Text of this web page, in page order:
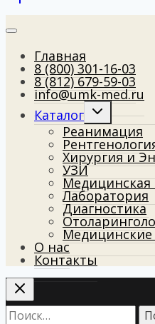
Главная
8 (800) 301-16-03
8 (812) 679-59-03
info@umk-med.ru
Каталог
Развернуть
Реанимация
Хирургия и
УЗИ
Медицинская
Лаборатория
Диагностика
О нас
Контакты
Найти: